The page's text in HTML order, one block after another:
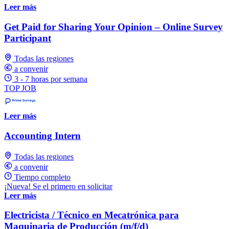
Leer más
Get Paid for Sharing Your Opinion – Online Survey
Participant
Todas las regiones
a convenir
3 - 7 horas por semana
TOP JOB
Leer más
Accounting Intern
Todas las regiones
a convenir
Tiempo completo
¡Nueva! Se el primero en solicitar
Leer más
Electricista / Técnico en Mecatrónica para
Maquinaria de Producción (m/f/d)